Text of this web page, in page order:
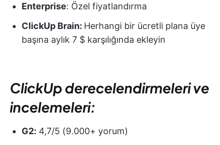
Enterprise: Özel fiyatlandırma
ClickUp Brain: Herhangi bir ücretli plana üye
başına aylık 7 $ karşılığında ekleyin
ClickUp derecelendirmeleri ve
incelemeleri:
G2: 4,7/5 (9.000+ yorum)